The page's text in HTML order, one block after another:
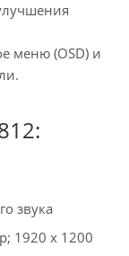
меню (OSD) и
звука
1920 x 1200